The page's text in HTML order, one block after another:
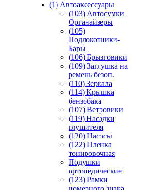
(1) Автоаксессуары
(103) Автосумки
Органайзеры
(105)
Подлокотники-
Бары
(106) Брызговики
(109) Заглушка на
ремень безоп.
(110) Зеркала
(114) Крышка
бензобака
(107) Ветровики
(119) Насадки
глушителя
(120) Насосы
(122) Пленка
тонировочная
Подушки
ортопедические
(123) Рамки
номерного знака